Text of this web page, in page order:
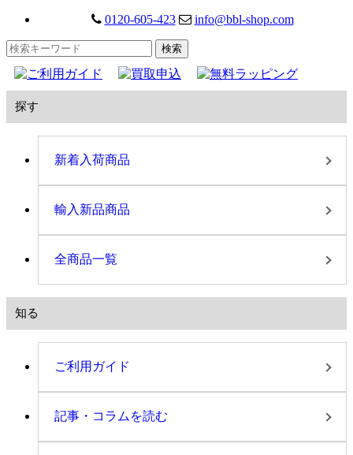
0120-605-423 info@bbl-shop.com
探す
新着入荷商品
輸入新品商品
全商品一覧
知る
ご利用ガイド
記事・コラムを読む